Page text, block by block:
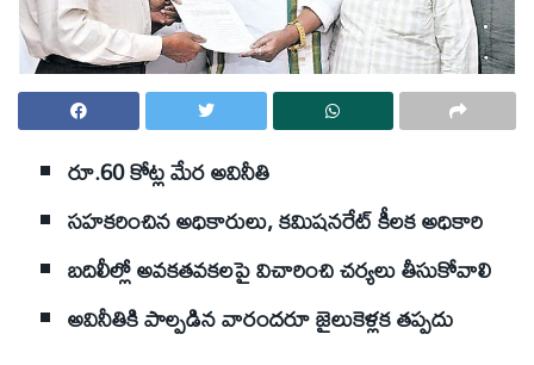
రూ.60 కోట్ల మేర అవినీతి
సహకరించిన అధికారులు, కమిషనరేట్‌ కీలక అధికారి
బదిలీల్లో అవకతవకలపై విచారించి చర్యలు తీసుకోవాలి
అవినీతికి పాల్పడిన వారందరూ జైలుకెళ్లక తప్పదు